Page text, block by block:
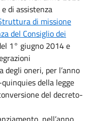
di assistenza
di missione
del Consiglio dei
1° giugno 2014 e
oneri, per l’anno
della legge
del decreto-